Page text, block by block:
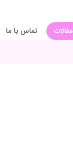
مقالات
تماس با ما